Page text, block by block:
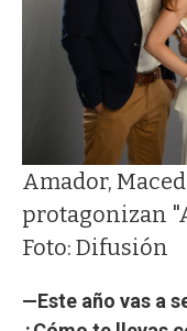
Amador,
protagonizan
Foto: Difusión
—Este año vas a